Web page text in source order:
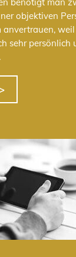
benötigt man
objektiven
anvertrauen,
sehr persönlich